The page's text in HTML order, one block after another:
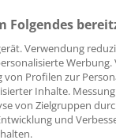
wollen, um
Anreize?
zwischen den
Folgendes
Verwendung
Profilen zur
Inhalte.
von Zielgruppen
und